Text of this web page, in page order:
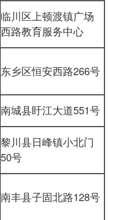
临川区上顿渡镇广场
西路教育服务中心
东乡区恒安西路266号
南城县盱江大道551号
黎川县日峰镇小北门
50号
南丰县子固北路128号